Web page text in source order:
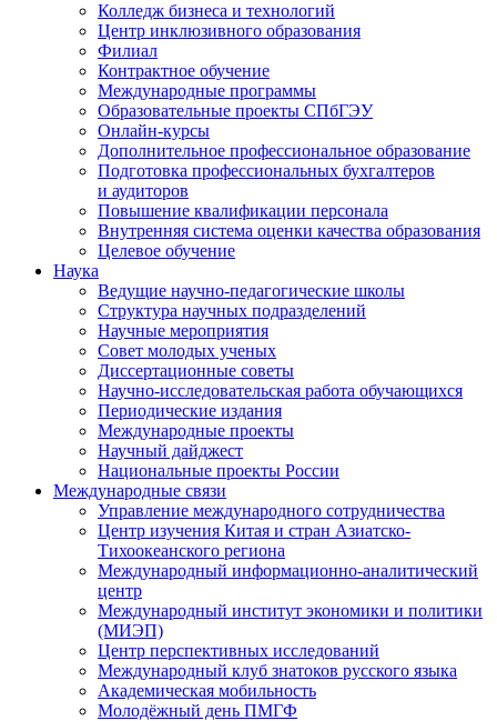
Колледж бизнеса и технологий
Центр инклюзивного образования
Филиал
Контрактное обучение
Международные программы
Образовательные проекты СПбГЭУ
Онлайн-курсы
Дополнительное профессиональное образование
Подготовка профессиональных бухгалтеров
и аудиторов
Повышение квалификации персонала
Внутренняя система оценки качества образования
Целевое обучение
Наука
Ведущие научно-педагогические школы
Структура научных подразделений
Научные мероприятия
Совет молодых ученых
Диссертационные советы
Научно-исследовательская работа обучающихся
Периодические издания
Международные проекты
Научный дайджест
Национальные проекты России
Международные связи
Управление международного сотрудничества
Центр изучения Китая и стран Азиатско-
Тихоокеанского региона
Международный информационно-аналитический
центр
Международный институт экономики и политики
(МИЭП)
Центр перспективных исследований
Международный клуб знатоков русского языка
Академическая мобильность
Молодёжный день ПМГФ